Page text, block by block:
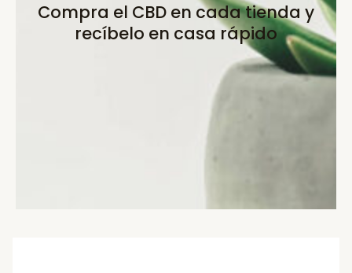
Compra el CBD en cada tienda y
recíbelo en casa rápido